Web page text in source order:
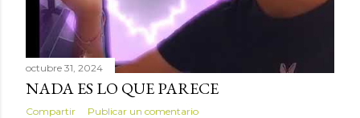
octubre 31, 2024
NADA ES LO QUE PARECE
Compartir Publicar un comentario